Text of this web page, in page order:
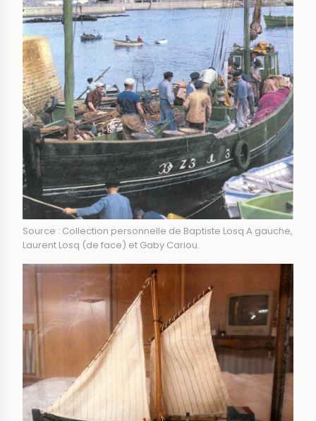
Source : Collection personnelle de Baptiste Losq.A gauche,
Laurent Losq (de face) et Gaby Cariou.